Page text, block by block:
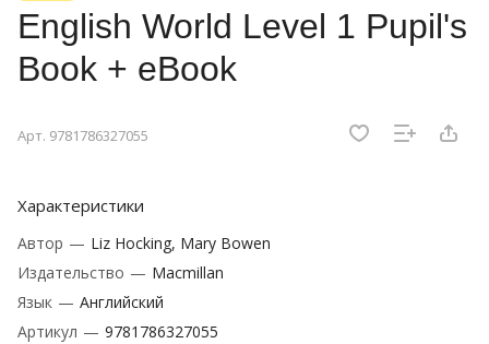
English World Level 1 Pupil's
Book + eBook
Арт. 9781786327055
Характеристики
Автор — Liz Hocking, Mary Bowen
Издательство — Macmillan
Язык — Английский
Артикул — 9781786327055